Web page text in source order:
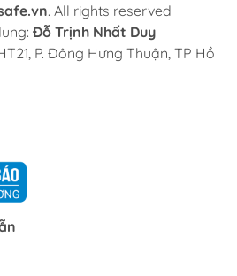
. All rights reserved
Đỗ Trịnh Nhất Duy
P. Đông Hưng Thuận, TP Hồ